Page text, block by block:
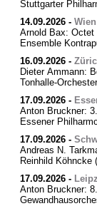
Stuttgarter
14.09.2026-
Arnold Bax: Octet
Ensemble
16.09.2026-
Dieter Ammann:
Tonhalle-
17.09.2026-
Anton Bruckner:
Essener
17.09.2026-
Andreas N.
Reinhild Köhncke
17.09.2026-
Anton Bruckner: